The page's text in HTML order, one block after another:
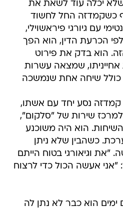
שלא יכלה עוד לשאת את
כשקמדזה החל לחשוד
עם גיורגי פיראשוילי,
הכרעת הדין, הוא הפך
הוא בדק את פירוט
שמצאה עשרות
כולל שיחה אחת שנמשכה
נסע יחד עם אשתו,
למרכז שירות של "סלקום",
השיחות. הוא היה משוכנע
כשהבין שלא ניתן
"את וגיאורגי בטוח הייתם
אעשה הכול כדי לרצוח
ימים הוא כבר לא נתן לה